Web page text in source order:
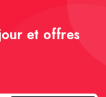
et offres